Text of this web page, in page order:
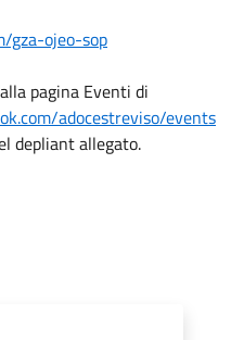
gza-ojeo-sop
pagina Eventi di
adocestreviso/events
depliant allegato.